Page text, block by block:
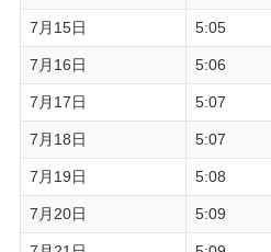
7月15日 5:05
7月16日 5:06
7月17日 5:07
7月18日 5:07
7月19日 5:08
7月20日 5:09